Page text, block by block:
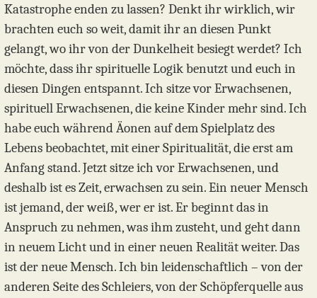
Katastrophe enden zu lassen? Denkt ihr wirklich, wir
brachten euch so weit, damit ihr an diesen Punkt
gelangt, wo ihr von der Dunkelheit besiegt werdet? Ich
möchte, dass ihr spirituelle Logik benutzt und euch in
diesen Dingen entspannt. Ich sitze vor Erwachsenen,
spirituell Erwachsenen, die keine Kinder mehr sind. Ich
habe euch während Äonen auf dem Spielplatz des
Lebens beobachtet, mit einer Spiritualität, die erst am
Anfang stand. Jetzt sitze ich vor Erwachsenen, und
deshalb ist es Zeit, erwachsen zu sein. Ein neuer Mensch
ist jemand, der weiß, wer er ist. Er beginnt das in
Anspruch zu nehmen, was ihm zusteht, und geht dann
in neuem Licht und in einer neuen Realität weiter. Das
ist der neue Mensch. Ich bin leidenschaftlich – von der
anderen Seite des Schleiers, von der Schöpferquelle aus